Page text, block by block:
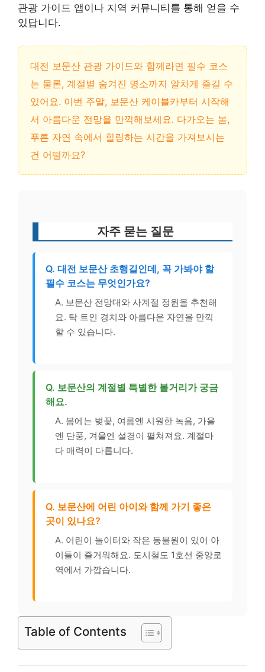
관광 가이드 앱이나 지역 커뮤니티를 통해 얻을 수
있답니다.
대전 보문산 관광 가이드와 함께라면 필수 코스
는 물론, 계절별 숨겨진 명소까지 알차게 즐길 수
있어요. 이번 주말, 보문산 케이블카부터 시작해
서 아름다운 전망을 만끽해보세요. 다가오는 봄,
푸른 자연 속에서 힐링하는 시간을 가져보시는
건 어떨까요?
자주 묻는 질문
Q. 대전 보문산 초행길인데, 꼭 가봐야 할
필수 코스는 무엇인가요?
A. 보문산 전망대와 사계절 정원을 추천해
요. 탁 트인 경치와 아름다운 자연을 만끽
할 수 있습니다.
Q. 보문산의 계절별 특별한 볼거리가 궁금
해요.
A. 봄에는 벚꽃, 여름엔 시원한 녹음, 가을
엔 단풍, 겨울엔 설경이 펼쳐져요. 계절마
다 매력이 다릅니다.
Q. 보문산에 어린 아이와 함께 가기 좋은
곳이 있나요?
A. 어린이 놀이터와 작은 동물원이 있어 아
이들이 즐거워해요. 도시철도 1호선 중앙로
역에서 가깝습니다.
Table of Contents